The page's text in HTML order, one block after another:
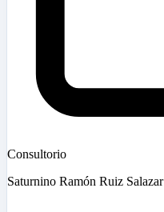
Consultorio
Saturnino Ramón Ruiz Salazar